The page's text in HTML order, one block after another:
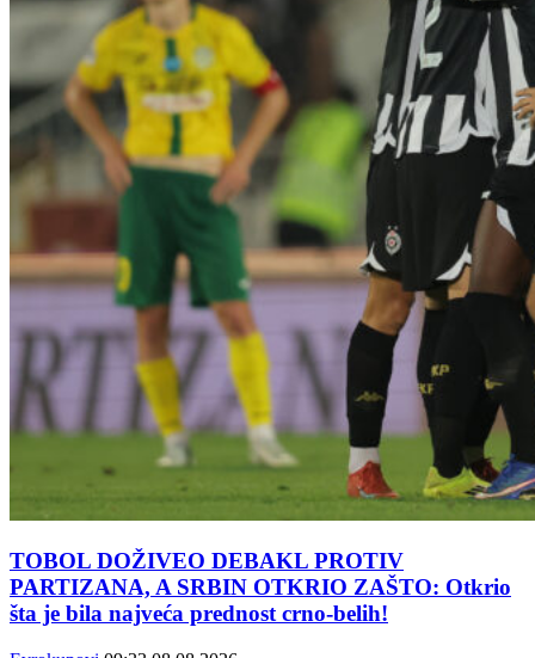
TOBOL DOŽIVEO DEBAKL PROTIV
PARTIZANA, A SRBIN OTKRIO ZAŠTO: Otkrio
šta je bila najveća prednost crno-belih!